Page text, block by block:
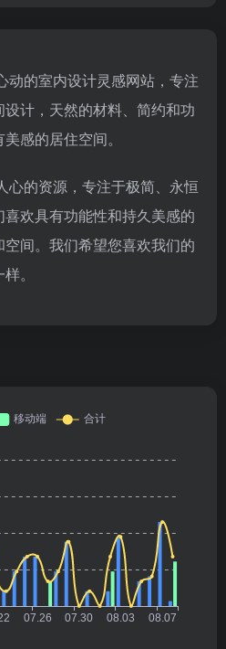
动的室内设计灵感网站，专注
计，天然的材料、简约和功
感的居住空间。
心的资源，专注于极简、永恒
欢具有功能性和持久美感的
间。我们希望您喜欢我们的
。